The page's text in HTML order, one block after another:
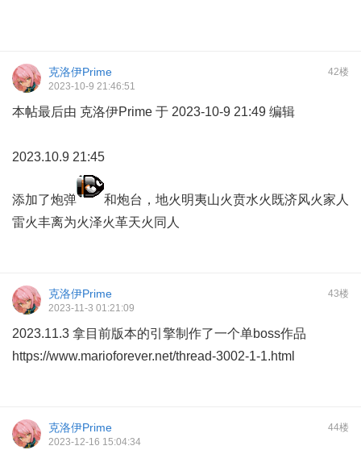
42楼
克洛伊Prime
2023-10-9 21:46:51
本帖最后由 克洛伊Prime 于 2023-10-9 21:49 编辑
2023.10.9 21:45
添加了炮弹
和炮台，地火明夷山火贲水火既济风火家人
雷火丰离为火泽火革天火同人
43楼
克洛伊Prime
2023-11-3 01:21:09
2023.11.3 拿目前版本的引擎制作了一个单boss作品
https://www.marioforever.net/thread-3002-1-1.html
44楼
克洛伊Prime
2023-12-16 15:04:34